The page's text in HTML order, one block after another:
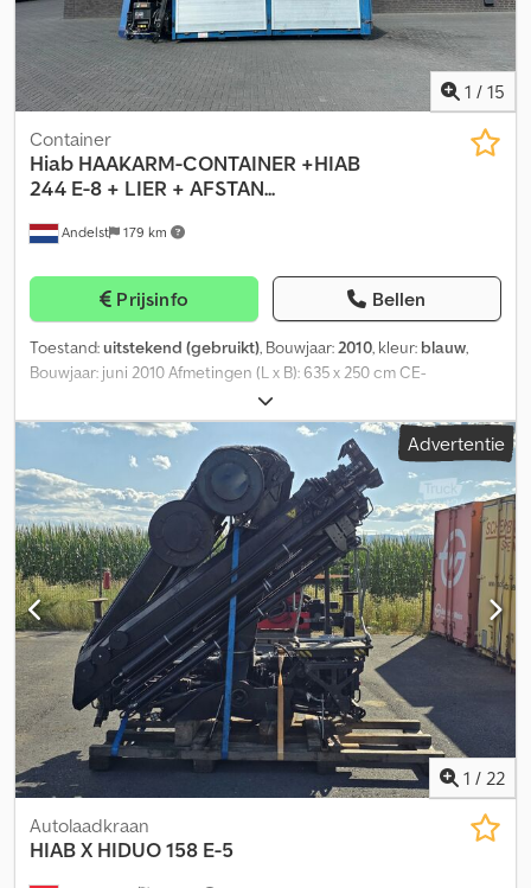
1 / 15
Andelst 179 km
Container
Hiab HAAKARM-CONTAINER +HIAB
244 E-8 + LIER + AFSTAN...
Prijsinfo Bellen
Toestand:uitstekend (gebruikt), Bouwjaar:2010, kleur: blauw,
Bouwjaar: juni 2010 Afmetingen (L x B): 635 x 250 cm CE-
markering: ja Technische staat: zeer goed Optische staat: zeer
goed BTW/margeregeling: BTW aftrekbaar Haakarmkraan met
schep + HIAB 244-8 HIAB 244-E8 8-voudig hydraulisch
uitschuifbaar Chodpfx Aajzcxbde Tja Afstandsbediening
Hydraulische lier Maximaal hefvermogen: 8100 kg Maximale
werkhoogte: 23 m Maximaal hefvermogen bij 20,9 m: 480 kg
Roider-steunpoot Afmetingen onderzijde: 470 cm breed x 247 cm
Afneembare aluminium zijwanden Totale lengte incl. kraan: 635
cm
Advertentie
1 / 22
Autolaadkraan
HIABX HIDUO 158 E-5